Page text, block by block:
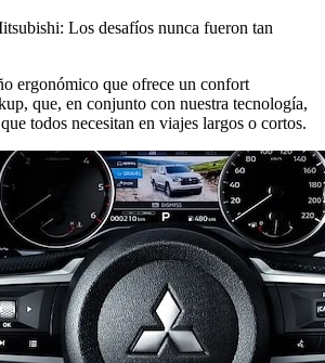
Los desafíos nunca fueron tan
ergonómico que ofrece un confort
que, en conjunto con nuestra tecnología,
todos necesitan en viajes largos o cortos.